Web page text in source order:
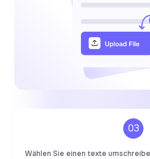
03
Wählen Sie einen texte